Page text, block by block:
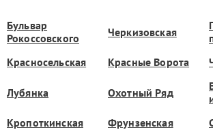
Бульвар
Рокоссовского
Черкизовская
Красносельская
Красные Ворота
Лубянка Охотный Ряд
Кропоткинская
Фрунзенская